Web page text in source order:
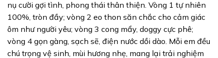
nụ cười gợi tình, phong thái thân thiện. Vòng 1 tự nhiên
100%, tròn đầy; vòng 2 eo thon săn chắc cho cảm giác
ôm như người yêu; vòng 3 cong mẩy, doggy cực phê;
vòng 4 gọn gàng, sạch sẽ, điện nước dồi dào. Mỗi em đều
chú trọng vệ sinh, mùi hương nhẹ, mang lại trải nghiệm